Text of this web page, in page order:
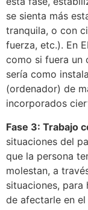
se sienta más
tranquila, o con
fuerza, etc.). En
como si fuera un
sería como
(ordenador) de
incorporados
Fase 3: Trabajo
situaciones del
que la persona
molestan, a
situaciones,
de afectarle en